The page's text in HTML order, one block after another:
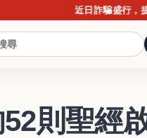
近日詐騙盛行，提醒讀者提
則聖經